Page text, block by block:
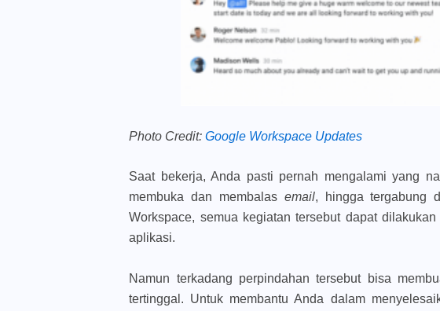
Photo Credit: Google Workspace Updates
Saat bekerja, Anda pasti pernah mengalami yang
membuka dan membalas email, hingga tergabung
Workspace, semua kegiatan tersebut dapat
aplikasi.
Namun terkadang perpindahan tersebut bisa
tertinggal. Untuk membantu Anda dalam